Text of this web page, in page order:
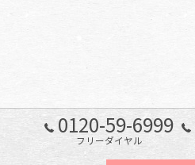
0120-59-6999
フリーダイヤル